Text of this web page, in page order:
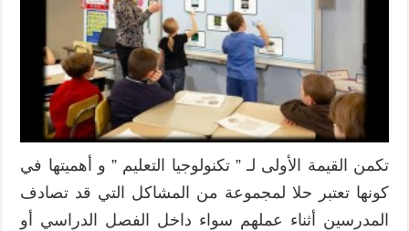
تكمن القيمة الأولى لـ ” تكنولوجيا التعليم ” و أهميتها في
كونها تعتبر حلا لمجموعة من المشاكل التي قد تصادف
المدرسين أثناء عملهم سواء داخل الفصل الدراسي أو